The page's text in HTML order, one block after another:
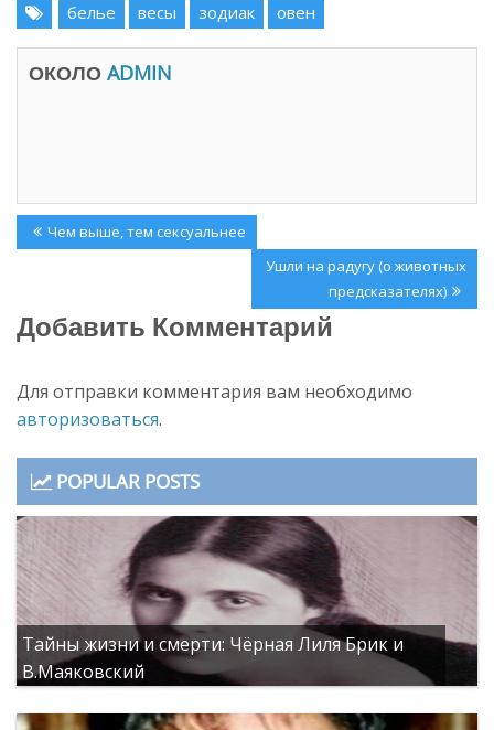
о
в
м
я
в
н
о
в
белье весы зодиак овен
ОКОЛО ADMIN
Навигация
по
Previous
Post:
Чем выше, тем сексуальнее
Next
Ушли на радугу (о животных
предсказателях)
Добавить Комментарий
Для отправки комментария вам необходимо
авторизоваться.
POPULAR POSTS
Тайны жизни и смерти: Чёрная Лиля Брик и
В.Маяковский